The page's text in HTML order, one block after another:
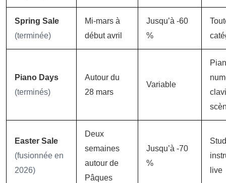
Spring Sale
(terminée)
Mi-mars à
début avril
Jusqu’à -60
%
Piano Days
(terminés)
Autour du
28 mars
Variable
Easter Sale
(fusionnée en
2026)
Deux
semaines
autour de
Pâques
Jusqu’à -70
%
live